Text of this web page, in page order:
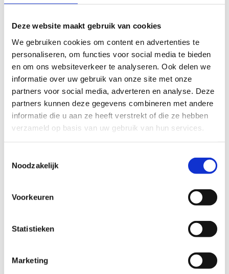
Deze website maakt gebruik van cookies
We gebruiken cookies om content en advertenties te
personaliseren, om functies voor social media te bieden
en om ons websiteverkeer te analyseren. Ook delen we
informatie over uw gebruik van onze site met onze
partners voor social media, adverteren en analyse. Deze
partners kunnen deze gegevens combineren met andere
informatie die u aan ze heeft verstrekt of die ze hebben
verzameld op basis van uw gebruik van hun services.
Noodzakelijk
Voorkeuren
Statistieken
Marketing
Data en cijfers
Geen fiches gevonden.